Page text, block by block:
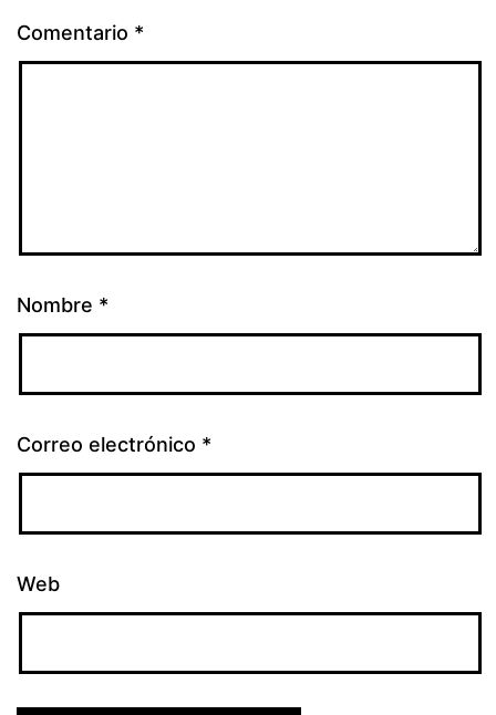
Comentario *
Nombre *
Correo electrónico *
Web